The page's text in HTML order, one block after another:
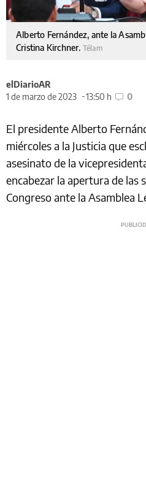
Alberto Fernández, ante la
Cristina Kirchner. Télam
elDiarioAR
1 de marzo de 2023
13:50 h 0
El presidente Alberto
miércoles a la Justicia que
asesinato de la
encabezar la apertura de las
Congreso ante la Asamblea